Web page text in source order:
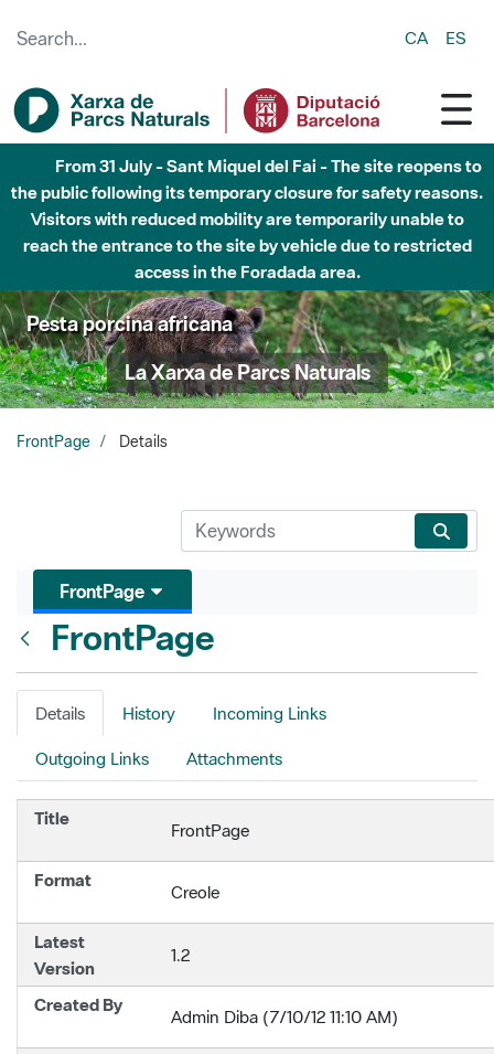
CA ES
From 31 July - Sant Miquel del Fai - The site reopens to
the public following its temporary closure for safety reasons.
Visitors with reduced mobility are temporarily unable to
reach the entrance to the site by vehicle due to restricted
access in the Foradada area.
Pesta porcina africana
La Xarxa de Parcs Naturals
FrontPage Details
FrontPage
FrontPage
Details History Incoming Links
Outgoing Links Attachments
Title
FrontPage
Format
Creole
Latest
Version
1.2
Created By
Admin Diba (7/10/12 11:10 AM)